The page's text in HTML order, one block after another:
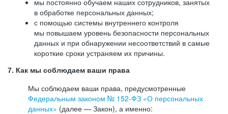
мы постоянно обучаем наших сотрудников, занятых
в обработке персональных данных;
с помощью системы внутреннего контроля
мы повышаем уровень безопасности персональных
данных и при обнаружении несоответствий в самые
короткие сроки устраняем их причины.
7. Как мы соблюдаем ваши права
Мы соблюдаем ваши права, предусмотренные
Федеральным законом № 152-ФЗ «О персональных
данных» (далее — Закон), а именно: